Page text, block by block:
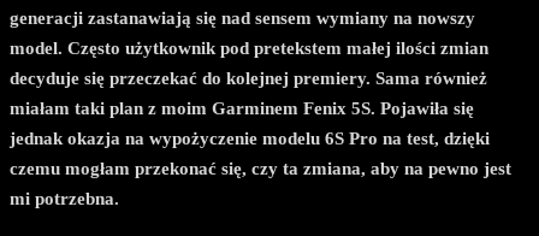
generacji zastanawiają się nad sensem wymiany na nowszy
model. Często użytkownik pod pretekstem małej ilości zmian
decyduje się przeczekać do kolejnej premiery. Sama również
miałam taki plan z moim Garminem Fenix 5S. Pojawiła się
jednak okazja na wypożyczenie modelu 6S Pro na test, dzięki
czemu mogłam przekonać się, czy ta zmiana, aby na pewno jest
mi potrzebna.